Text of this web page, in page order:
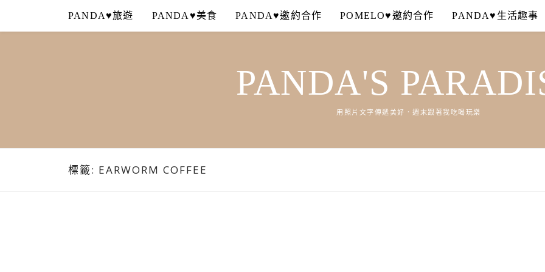
content
PANDA♥旅遊 PANDA♥美食 PANDA♥邀約合作 POMELO♥邀約合作 PANDA♥生活趣事
PANDA'S
用照片文字傳遞美好．週末跟著我吃喝玩樂
標籤: EARWORM COFFEE